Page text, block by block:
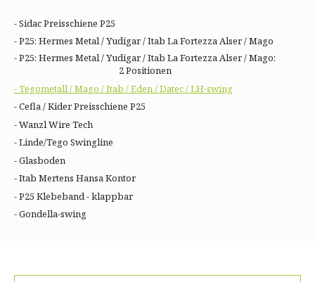
- Sidac Preisschiene P25
- P25: Hermes Metal / Yudigar / Itab La Fortezza Alser / Mago
- P25: Hermes Metal / Yudigar / Itab La Fortezza Alser / Mago:
2 Positionen
- Tegometall / Mago / Itab / Eden / Datec / LH-swing
- Cefla / Kider Preisschiene P25
- Wanzl Wire Tech
- Linde/Tego Swingline
- Glasboden
- Itab Mertens Hansa Kontor
- P25 Klebeband - klappbar
- Gondella-swing